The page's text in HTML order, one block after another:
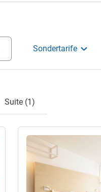
Sondertarife
Suite (1)
Details ansehen